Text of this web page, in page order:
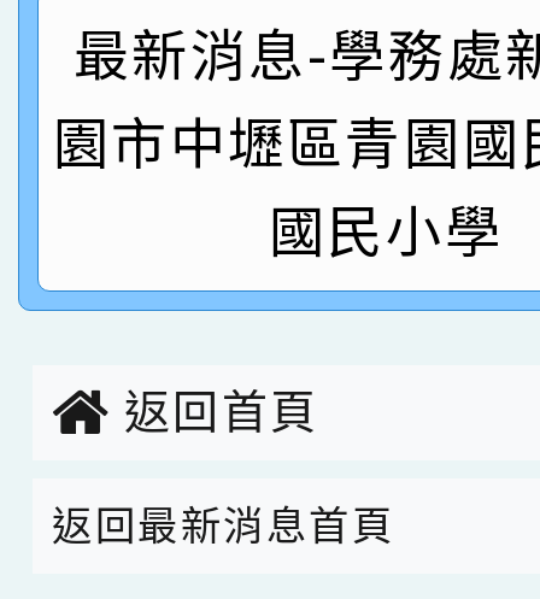
名
倩參加桃園市科展 國
名 指導老師王老師、
賀！本校四年二班張O
園市英語競賽國小朗
指導老師林老師
賽 劉文瑛教師榮獲教
臺灣台語-第二名
賀！本校參與2026世
市賽榮獲科學小創客佳
創客第三名。
最新消息-學務處
園市中壢區青園
國民小學
返回首頁
返回最新消息首頁